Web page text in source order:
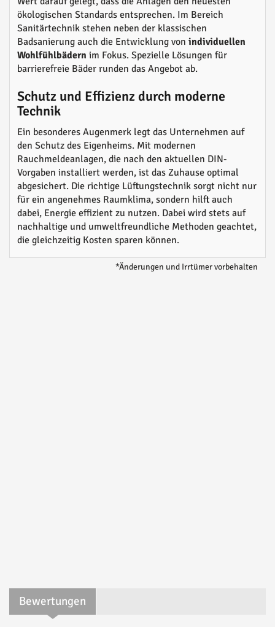
ökologischen Standards entsprechen. Im Bereich
Sanitärtechnik stehen neben der klassischen
Badsanierung auch die Entwicklung von individuellen
Wohlfühlbädern im Fokus. Spezielle Lösungen für
barrierefreie Bäder runden das Angebot ab.
Schutz und Effizienz durch moderne
Technik
Ein besonderes Augenmerk legt das Unternehmen auf
den Schutz des Eigenheims. Mit modernen
Rauchmeldeanlagen, die nach den aktuellen DIN-
Vorgaben installiert werden, ist das Zuhause optimal
abgesichert. Die richtige Lüftungstechnik sorgt nicht nur
für ein angenehmes Raumklima, sondern hilft auch
dabei, Energie effizient zu nutzen. Dabei wird stets auf
nachhaltige und umweltfreundliche Methoden geachtet,
die gleichzeitig Kosten sparen können.
*Änderungen und Irrtümer vorbehalten
Bewertungen